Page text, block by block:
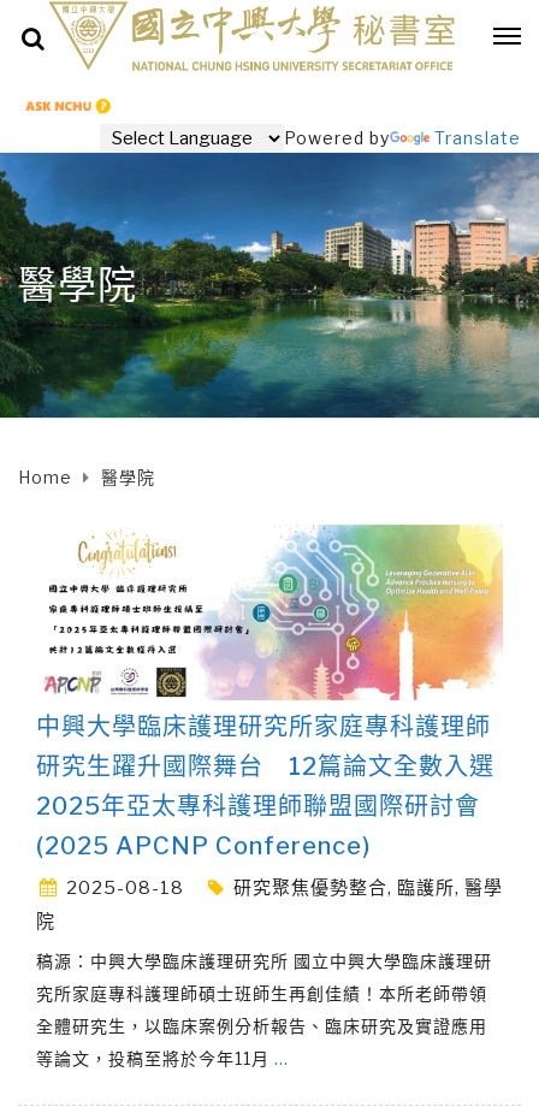
Powered by Translate
醫學院
Home 醫學院
中興大學臨床護理研究所家庭專科護理師
研究生躍升國際舞台 12篇論文全數入選
2025年亞太專科護理師聯盟國際研討會
(2025 APCNP Conference)
2025-08-18 研究聚焦優勢整合, 臨護所, 醫學
院
稿源：中興大學臨床護理研究所 國立中興大學臨床護理研
究所家庭專科護理師碩士班師生再創佳績！本所老師帶領
全體研究生，以臨床案例分析報告、臨床研究及實證應用
等論文，投稿至將於今年11月 …